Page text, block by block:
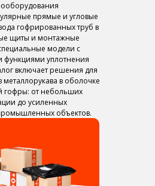
прямые и угловые
гофрированных труб в
щиты и монтажные
модели с
функциями уплотнения
включает решения для
в оболочке
гофры: от небольших
до усиленных
объектов.